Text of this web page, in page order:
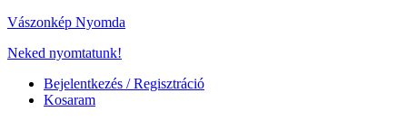
Vászonkép Nyomda
Neked nyomtatunk!
Bejelentkezés / Regisztráció
Kosaram